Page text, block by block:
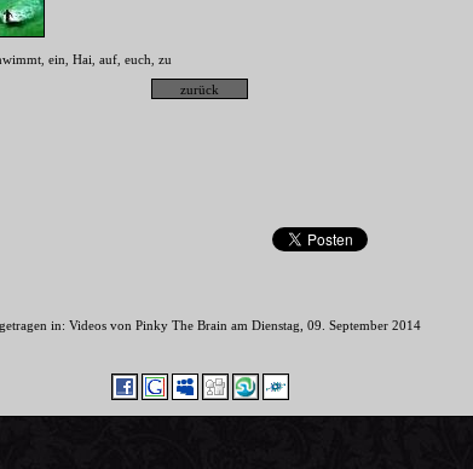
,ein ,Hai ,auf ,euch ,zu
in: Videos von Pinky The Brain am Dienstag, 09. September 2014